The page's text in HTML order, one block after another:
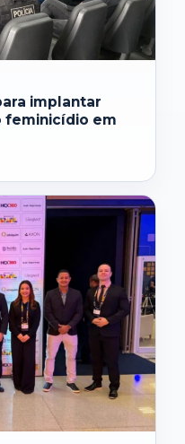
implantar
feminicídio em